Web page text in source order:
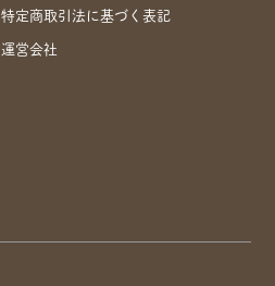
特定商取引法に基づく表記
運営会社